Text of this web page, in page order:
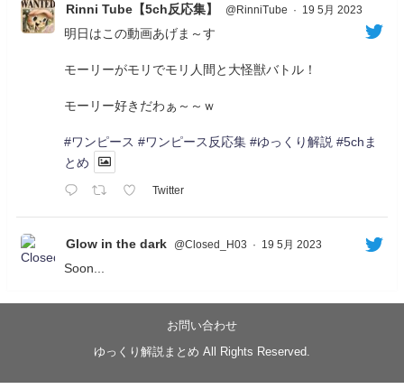
Rinni Tube【5ch反応集】 @RinniTube · 19 5月 2023
明日はこの動画あげま～す
モーリーがモリでモリ人間と大怪獣バトル！
モーリー好きだわぁ～～ｗ
#ワンピース #ワンピース反応集 #ゆっくり解説 #5chま
とめ
Twitter
Glow in the dark @Closed_H03 · 19 5月 2023
Soon...
【忍】ゆっくり季節性ドネート2021初夏22･23春/異世
界ファンタジー回解説【殺】～トリダ編
https://www.nicovideo.jp/watch/sm42161719
お問い合わせ
ゆっくり解説まとめ All Rights Reserved.